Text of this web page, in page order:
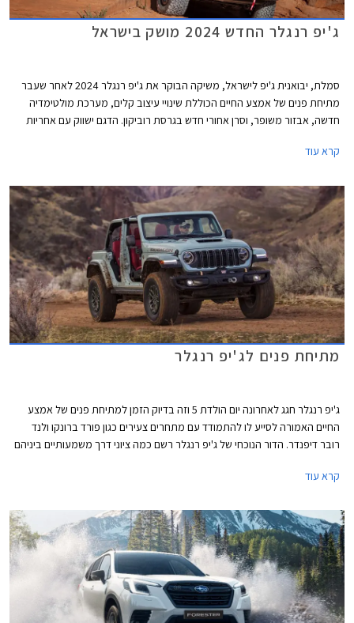
ג'יפ רנגלר החדש 2024 מושק בישראל
סמלת, יבואנית ג'יפ לישראל, משיקה הבוקר את ג'יפ רנגלר 2024 לאחר שעבר
מתיחת פנים של אמצע החיים הכוללת שינויי עיצוב קלים, מערכת מולטימדיה
חדשה, אבזור משופר, וסרן אחורי חדש בגרסת רוביקון. הדגם ישווק עם אחריות
המחיר העומד על החל מ- 379,900 ₪.
קרא עוד
מתיחת פנים לג'יפ רנגלר
ג'יפ רנגלר חגג לאחרונה יום הולדת 5 וזה בדיוק הזמן למתיחת פנים של אמצע
החיים האמורה לסייע לו להתמודד עם מתחרים צעירים כגון פורד ברונקו ולנד
רובר דיפנדר. הדור הנוכחי של ג'יפ רנגלר רשם כמה ציוני דרך משמעותיים ביניהם
גרסאות קרביות עם מנועים חזקים. לצד זאת סבל ג'יפ רנגלר מרמת בטיחות
ג'יפ רנגלר המעודכן עושה את הופעת הבכורה בתערוכות הרכב של ניו יורק
המתקיימת בימים אלה.
קרא עוד